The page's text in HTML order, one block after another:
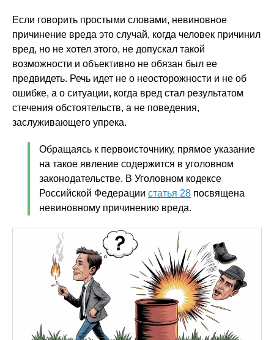
Если говорить простыми словами, невиновное
причинение вреда это случай, когда человек причинил
вред, но не хотел этого, не допускал такой
возможности и объективно не обязан был ее
предвидеть. Речь идет не о неосторожности и не об
ошибке, а о ситуации, когда вред стал результатом
стечения обстоятельств, а не поведения,
заслуживающего упрека.
Обращаясь к первоисточнику, прямое указание
на такое явление содержится в уголовном
законодательстве. В Уголовном кодексе
Российской Федерации статья 28 посвящена
невиновному причинению вреда.